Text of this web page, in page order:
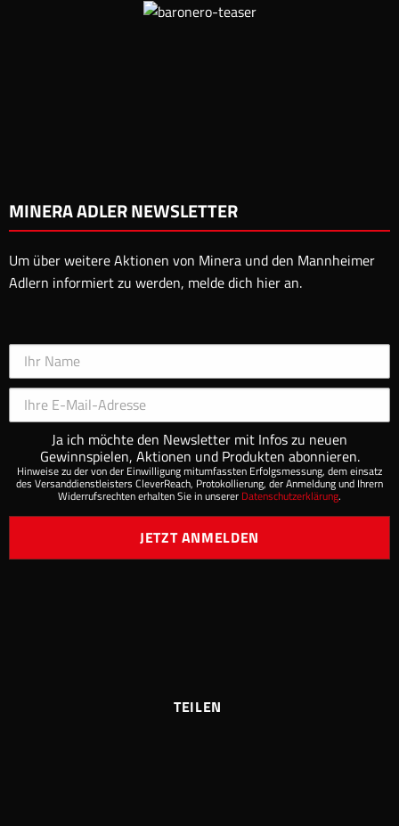
MINERA ADLER NEWSLETTER
Um über weitere Aktionen von Minera und den Mannheimer
Adlern informiert zu werden, melde dich hier an.
Ja ich möchte den Newsletter mit Infos zu neuen
Gewinnspielen, Aktionen und Produkten abonnieren.
Hinweise zu der von der Einwilligung mitumfassten Erfolgsmessung, dem einsatz
des Versanddienstleisters CleverReach, Protokollierung, der Anmeldung und Ihrern
Widerrufsrechten erhalten Sie in unserer Datenschutzerklärung.
JETZT ANMELDEN
TEILEN